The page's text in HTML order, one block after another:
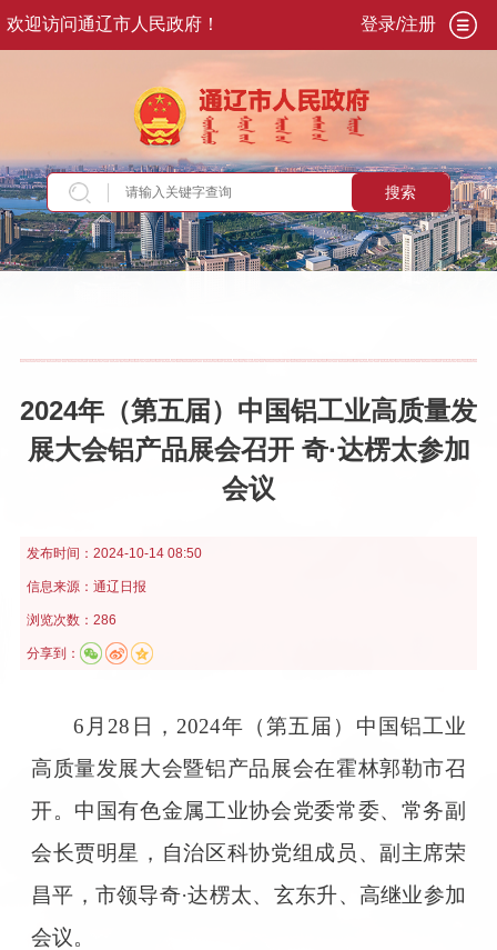
欢迎访问通辽市人民政府！ 登录/注册
搜索
当前位置：首页>走进通辽>发展通辽>产业经
2024年（第五届）中国铝工业高质量发
展大会铝产品展会召开 奇·达楞太参加
会议
发布时间： 2024-10-14 08:50
信息来源： 通辽日报
浏览次数：286
分享到：
6月28日，2024年（第五届）中国铝工业
高质量发展大会暨铝产品展会在霍林郭勒市召
开。中国有色金属工业协会党委常委、常务副
会长贾明星，自治区科协党组成员、副主席荣
昌平，市领导奇·达楞太、玄东升、高继业参加
会议。